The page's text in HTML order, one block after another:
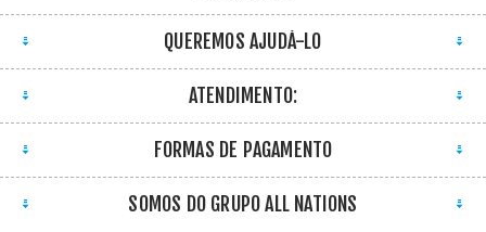
QUEREMOS AJUDÁ-LO
ATENDIMENTO:
FORMAS DE PAGAMENTO
SOMOS DO GRUPO ALL NATIONS